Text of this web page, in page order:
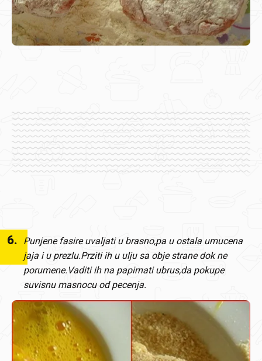
6.
Punjene fasire uvaljati u brasno,pa u ostala umucena
jaja i u prezlu.Prziti ih u ulju sa obje strane dok ne
porumene.Vaditi ih na papirnati ubrus,da pokupe
suvisnu masnocu od pecenja.